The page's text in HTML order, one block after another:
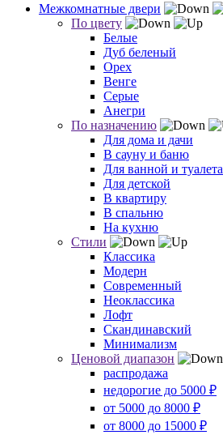
Межкомнатные двери
По цвету
Белые
Дуб беленый
Орех
Венге
Серые
Анегри
По назначению
Для дома и дачи
В сауну и баню
Для ванной и туалета
Для детской
В квартиру
В спальню
На кухню
Стили
Классика
Модерн
Современный
Неоклассика
Лофт
Скандинавский
Минимализм
Ценовой диапазон
распродажа
недорогие до 5000 ₽
от 5000 до 8000 ₽
от 8000 до 15000 ₽